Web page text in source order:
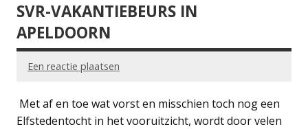
SVR-VAKANTIEBEURS IN
APELDOORN
Een reactie plaatsen
Met af en toe wat vorst en misschien toch nog een
Elfstedentocht in het vooruitzicht, wordt door velen